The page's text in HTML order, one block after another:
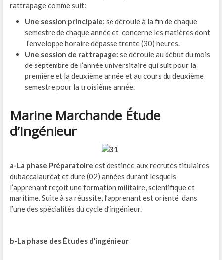
rattrapage comme suit:
Une session principale: se déroule à la fin de chaque
semestre de chaque année et concerne les matières dont
l’enveloppe horaire dépasse trente (30) heures.
Une session de rattrapage: se déroule au début du mois
de septembre de l’année universitaire qui suit pour la
première et la deuxième année et au cours du deuxième
semestre pour la troisième année.
Marine Marchande Étude
d’Ingénieur
a-La phase Préparatoire est destinée aux recrutés titulaires
dubaccalauréat et dure (02) années durant lesquels
l’apprenant reçoit une formation militaire, scientifique et
maritime. Suite à sa réussite, l’apprenant est orienté dans
l’une des spécialités du cycle d’ingénieur.
b-La phase des Études d’ingénieur